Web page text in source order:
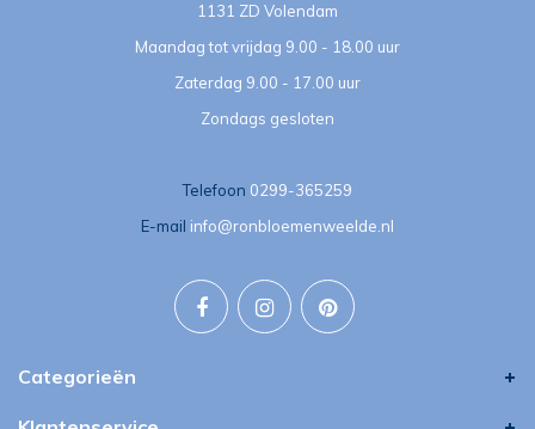
1131 ZD Volendam
Maandag tot vrijdag 9.00 - 18.00 uur
Zaterdag 9.00 - 17.00 uur
Zondags gesloten
Telefoon 0299-365259
E-mail info@ronbloemenweelde.nl
Categorieën